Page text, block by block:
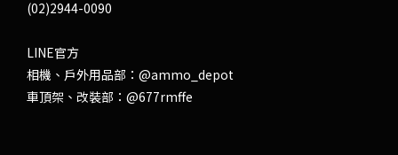
(02)2944-0090
LINE官方
相機、戶外用品部： @ammo_depot
車頂架、改裝部： @677rmffe